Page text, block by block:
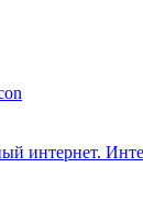
интернет.